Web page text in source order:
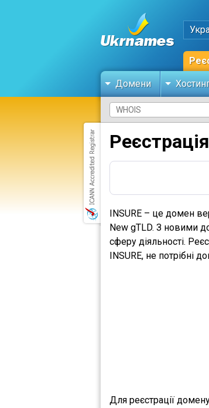
Домени
INSURE – це домен
New gTLD. З новими
сферу діяльності.
INSURE, не потрібні
Для реєстрації